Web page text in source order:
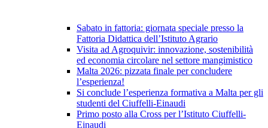
Sabato in fattoria: giornata speciale presso la
Fattoria Didattica dell’Istituto Agrario
Visita ad Agroquivir: innovazione, sostenibilità
ed economia circolare nel settore mangimistico
Malta 2026: pizzata finale per concludere
l’esperienza!
Si conclude l’esperienza formativa a Malta per gli
studenti del Ciuffelli-Einaudi
Primo posto alla Cross per l’Istituto Ciuffelli-
Einaudi